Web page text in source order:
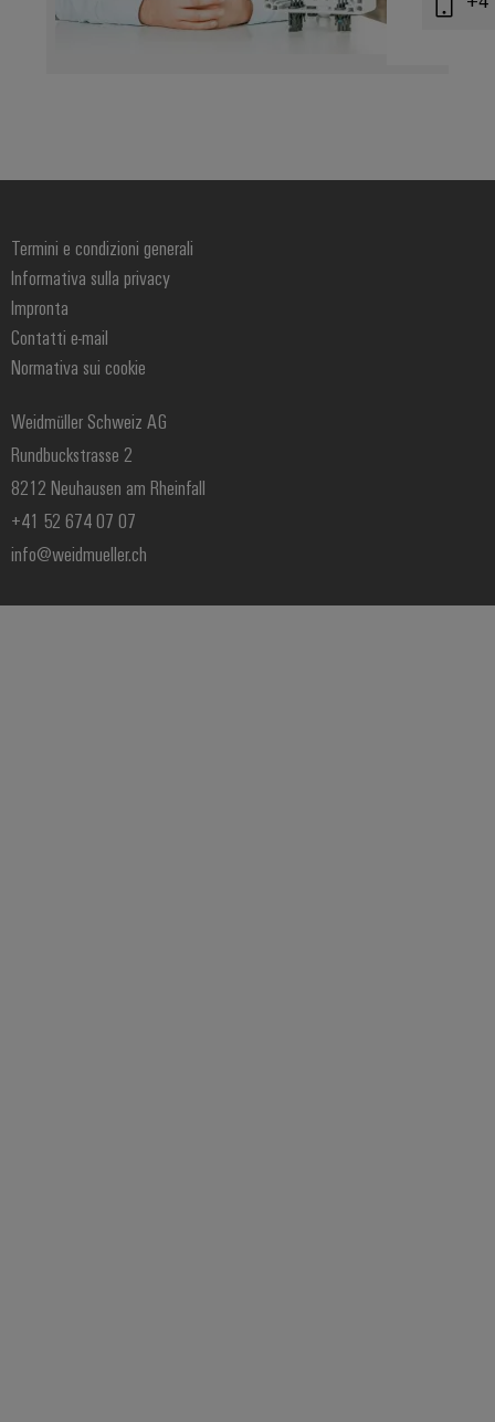
Termini e condizioni generali
Informativa sulla privacy
Impronta
Contatti e-mail
Normativa sui cookie
Weidmüller Schweiz AG
Rundbuckstrasse 2
8212 Neuhausen am Rheinfall
+41 52 674 07 07
info@weidmueller.ch